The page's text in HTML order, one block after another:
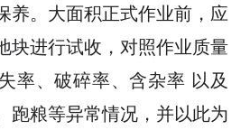
养。大面积正式作业前，应
块进行试收，对照作业质量
率、破碎率、含杂率 以及
跑粮等异常情况，并以此为